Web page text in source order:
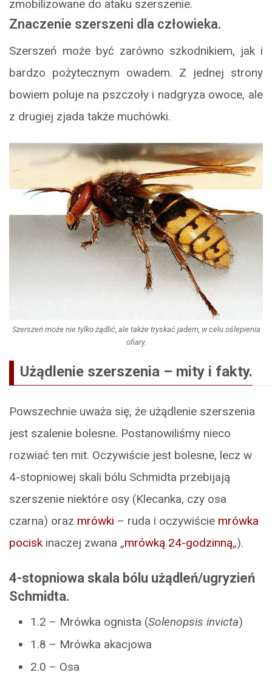
zmobilizowane do ataku szerszenie.
Znaczenie szerszeni dla człowieka.
Szerszeń może być zarówno szkodnikiem, jak i
bardzo pożytecznym owadem. Z jednej strony
bowiem poluje na pszczoły i nadgryza owoce, ale
z drugiej zjada także muchówki.
Szerszeń może nie tylko żądlić, ale także tryskać jadem, w celu oślepienia
ofiary.
Użądlenie szerszenia – mity i fakty.
Powszechnie uważa się, że użądlenie szerszenia
jest szalenie bolesne. Postanowiliśmy nieco
rozwiać ten mit. Oczywiście jest bolesne, lecz w
4-stopniowej skali bólu Schmidta przebijają
szerszenie niektóre osy (Klecanka, czy osa
czarna) oraz mrówki – ruda i oczywiście mrówka
pocisk inaczej zwana „mrówką 24-godzinną„).
4-stopniowa skala bólu użądleń/ugryzień
Schmidta.
1.2 – Mrówka ognista (Solenopsis invicta)
1.8 – Mrówka akacjowa
2.0 – Osa